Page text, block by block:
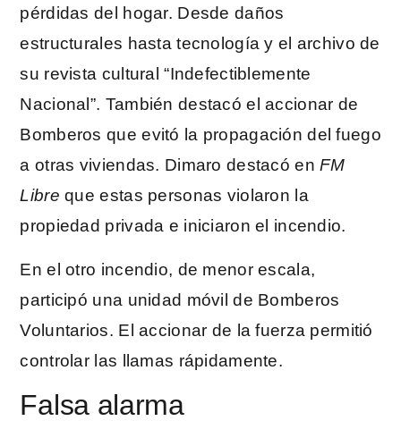
pérdidas del hogar. Desde daños
estructurales hasta tecnología y el archivo de
su revista cultural “Indefectiblemente
Nacional”. También destacó el accionar de
Bomberos que evitó la propagación del fuego
a otras viviendas. Dimaro destacó enFM
Libre que estas personas violaron la
propiedad privada e iniciaron el incendio.
En el otro incendio, de menor escala,
participó una unidad móvil de Bomberos
Voluntarios. El accionar de la fuerza permitió
controlar las llamas rápidamente.
Falsa alarma